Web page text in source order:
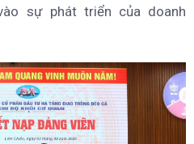
sự phát triển của doanh